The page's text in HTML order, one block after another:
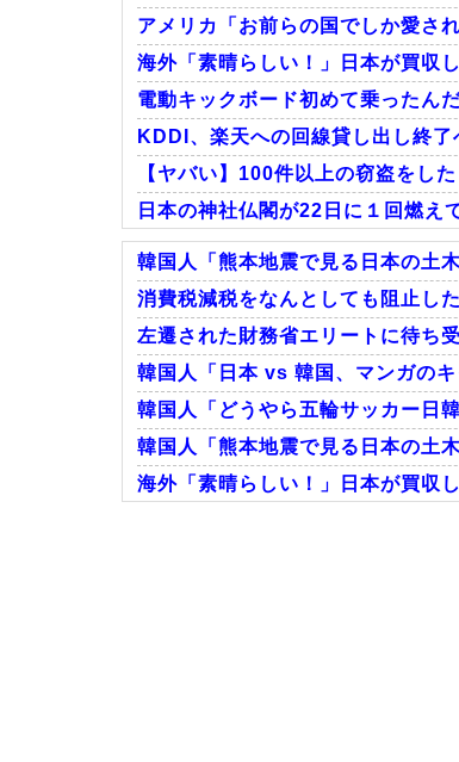
アメリカ「お前らの国でしか愛さ
海外「素晴らしい！」日本が買収
電動キックボード初めて乗ったん
KDDI、楽天への回線貸し出し終
【ヤバい】100件以上の窃盗をし
日本の神社仏閣が22日に１回燃え
Powered by livedoor 相互RSS
韓国人「熊本地震で見る日本の土
消費税減税をなんとしても阻止し
左遷された財務省エリートに待ち
韓国人「日本 vs 韓国、マンガのキ
韓国人「どうやら五輪サッカー日
韓国人「熊本地震で見る日本の土
海外「素晴らしい！」日本が買収